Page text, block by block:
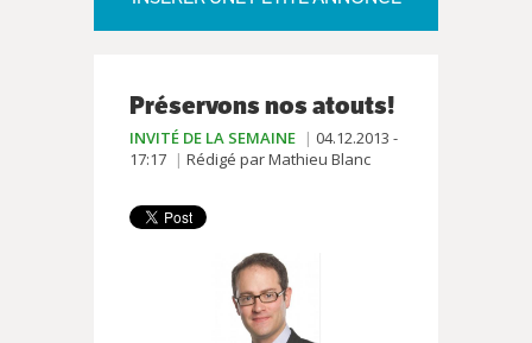
Préservons nos atouts!
INVITÉ DE LA SEMAINE
04.12.2013 -
17:17
Rédigé par Mathieu Blanc